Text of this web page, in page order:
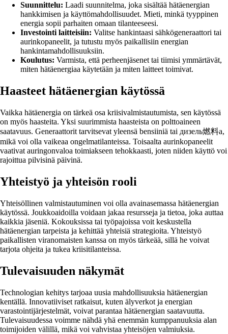
Suunnittelu: Laadi suunnitelma, joka sisältää hätäenergian
hankkimisen ja käyttömahdollisuudet. Mieti, minkä tyyppinen
energia sopii parhaiten omaan tilanteeseesi.
Investointi laitteisiin: Valitse hankintaasi sähkögeneraattori tai
aurinkopaneelit, ja tutustu myös paikallisiin energian
hankintamahdollisuuksiin.
Koulutus: Varmista, että perheenjäsenet tai tiimisi ymmärtävät,
miten hätäenergiaa käytetään ja miten laitteet toimivat.
Haasteet hätäenergian käytössä
Vaikka hätäenergia on tärkeä osa kriisivalmistautumista, sen käytössä
on myös haasteita. Yksi suurimmista haasteista on polttoaineen
saatavuus. Generaattorit tarvitsevat yleensä bensiiniä tai дизель燃料a,
mikä voi olla vaikeaa ongelmatilanteissa. Toisaalta aurinkopaneelit
vaativat auringonvaloa toimiakseen tehokkaasti, joten niiden käyttö voi
rajoittua pilvisinä päivinä.
Yhteistyö ja yhteisön rooli
Yhteisöllinen valmistautuminen voi olla avainasemassa hätäenergian
käytössä. Joukkoaidoilla voidaan jakaa resursseja ja tietoa, joka auttaa
kaikkia jäseniä. Kokouksissa tai työpajoissa voit keskustella
hätäenergian tarpeista ja kehittää yhteisiä strategioita. Yhteistyö
paikallisten viranomaisten kanssa on myös tärkeää, sillä he voivat
tarjota ohjeita ja tukea kriisitilanteissa.
Tulevaisuuden näkymät
Technologian kehitys tarjoaa uusia mahdollisuuksia hätäenergian
kentällä. Innovatiiviset ratkaisut, kuten älyverkot ja energian
varastointijärjestelmät, voivat parantaa hätäenergian saatavuutta.
Tulevaisuudessa voimme nähdä yhä enemmän kumppanuuksia alan
toimijoiden välillä, mikä voi vahvistaa yhteisöjen valmiuksia.